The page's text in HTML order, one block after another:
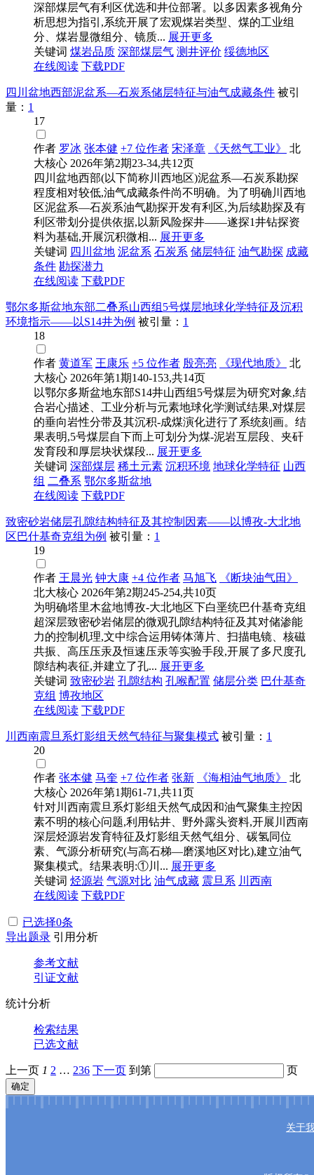
深部煤层气有利区优选和井位部署。以多因素多视角分
析思想为指引,系统开展了宏观煤岩类型、煤的工业组
分、煤岩显微组分、镜质... 展开更多
关键词 煤岩品质 深部煤层气 测井评价 绥德地区
在线阅读 下载PDF
四川盆地西部泥盆系—石炭系储层特征与油气成藏条件 被引
量： 1
17
作者 罗冰 张本健 +7 位作者 宋泽章 《天然气工业》
北
大核心 2026年第2期23-34,共12页
四川盆地西部(以下简称川西地区)泥盆系—石炭系勘探
程度相对较低,油气成藏条件尚不明确。为了明确川西地
区泥盆系—石炭系油气勘探开发有利区,为后续勘探及有
利区带划分提供依据,以新风险探井——遂探1井钻探资
料为基础,开展沉积微相... 展开更多
关键词 四川盆地 泥盆系 石炭系 储层特征 油气勘探 成藏
条件 勘探潜力
在线阅读 下载PDF
鄂尔多斯盆地东部二叠系山西组5号煤层地球化学特征及沉积
环境指示——以S14井为例 被引量： 1
18
作者 黄道军 王康乐 +5 位作者 殷亮亮 《现代地质》
北
大核心 2026年第1期140-153,共14页
以鄂尔多斯盆地东部S14井山西组5号煤层为研究对象,结
合岩心描述、工业分析与元素地球化学测试结果,对煤层
的垂向岩性分带及其沉积-成煤演化进行了系统刻画。结
果表明,5号煤层自下而上可划分为煤-泥岩互层段、夹矸
发育段和厚层块状煤段... 展开更多
关键词 深部煤层 稀土元素 沉积环境 地球化学特征 山西
组 二叠系 鄂尔多斯盆地
在线阅读 下载PDF
致密砂岩储层孔隙结构特征及其控制因素——以博孜-大北地
区巴什基奇克组为例 被引量： 1
19
作者 王晨光 钟大康 +4 位作者 马旭飞
《断块油气田》
北大核心 2026年第2期245-254,共10页
为明确塔里木盆地博孜-大北地区下白垩统巴什基奇克组
超深层致密砂岩储层的微观孔隙结构特征及其对储渗能
力的控制机理,文中综合运用铸体薄片、扫描电镜、核磁
共振、高压压汞及恒速压汞等实验手段,开展了多尺度孔
隙结构表征,并建立了孔... 展开更多
关键词 致密砂岩 孔隙结构 孔喉配置 储层分类 巴什基奇
克组 博孜地区
在线阅读 下载PDF
川西南震旦系灯影组天然气特征与聚集模式 被引量： 1
20
作者 张本健 马奎 +7 位作者 张新 《海相油气地质》
北
大核心 2026年第1期61-71,共11页
针对川西南震旦系灯影组天然气成因和油气聚集主控因
素不明的核心问题,利用钻井、野外露头资料,开展川西南
深层烃源岩发育特征及灯影组天然气组分、碳氢同位
素、气源分析研究(与高石梯—磨溪地区对比),建立油气
聚集模式。结果表明:①川... 展开更多
关键词 烃源岩 气源对比 油气成藏 震旦系 川西南
在线阅读 下载PDF
已选择0条
导出题录 引用分析
参考文献
引证文献
统计分析
检索结果
已选文献
上一页 1 2 … 236 下一页 到第 页
确定
关于